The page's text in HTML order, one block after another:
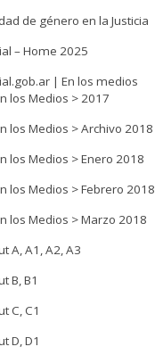
de género en la Justicia
– Home 2025
| En los medios
los Medios > 2017
los Medios > Archivo 2018
los Medios > Enero 2018
los Medios > Febrero 2018
los Medios > Marzo 2018
A, A1, A2, A3
B, B1
C, C1
D, D1